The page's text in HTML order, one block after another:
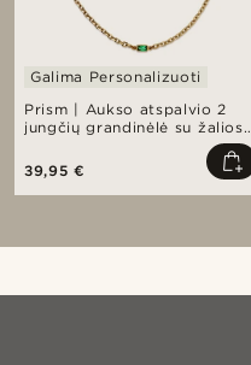
Prism | Aukso atspalvio 2
jungčių grandinėlė su žalios
Galima Personalizuoti
39,95 €